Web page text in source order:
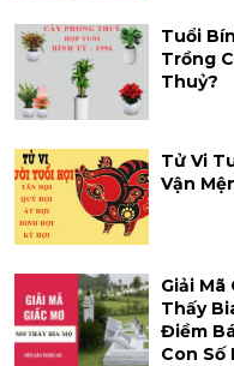
Tuổi
Trồng
Thuỷ?
Tử Vi
Vận
Giải Mã
Thấy
Điềm
Con Số